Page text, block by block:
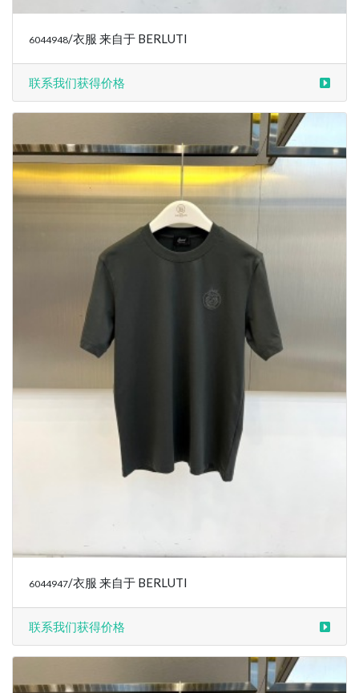
6044948/衣服 来自于 BERLUTI
联系我们获得价格
6044947/衣服 来自于 BERLUTI
联系我们获得价格